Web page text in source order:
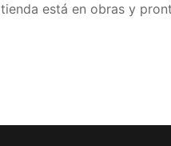
está en obras y